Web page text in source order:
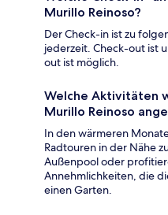
Murillo Reinoso?
Der Check-in ist zu
jederzeit. Check-out ist
out ist möglich.
Welche Aktivitäten
Murillo Reinoso
In den wärmeren
Radtouren in der Nähe
Außenpool oder
Annehmlichkeiten, die
einen Garten.